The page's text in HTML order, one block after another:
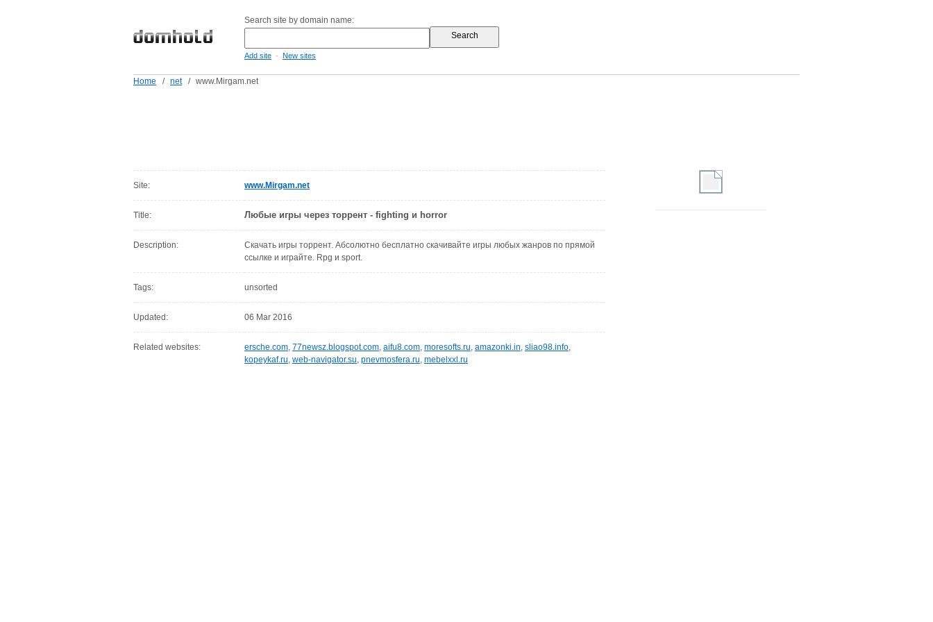
Search site by domain name:
Add site - New sites
Home / net / www.Mirgam.net
Site: www.Mirgam.net
Title: Любые игры через торрент - fighting и horror
Description:
Скачать игры торрент. Абсолютно бесплатно скачивайте игры любых жанров по прямой
ссылке и играйте. Rpg и sport.
Tags: unsorted
Updated: 06 Mar 2016
Related websites: ersche.com, 77newsz.blogspot.com, aifu8.com, moresofts.ru, amazonki.in, sliao98.info,
kopeykaf.ru, web-navigator.su, pnevmosfera.ru, mebelxxl.ru